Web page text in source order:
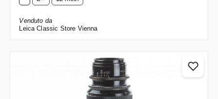
Venduto da
Leica Classic Store Vienna